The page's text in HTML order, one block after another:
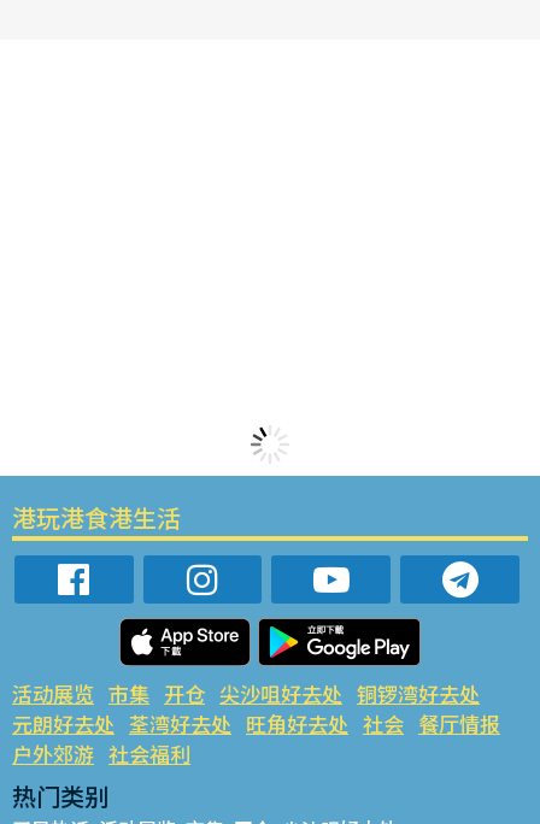
港玩港食港生活
活动展览 市集 开仓 尖沙咀好去处 铜锣湾好去处
元朗好去处 荃湾好去处 旺角好去处 社会 餐厅情报
户外郊游 社会福利
热门类别